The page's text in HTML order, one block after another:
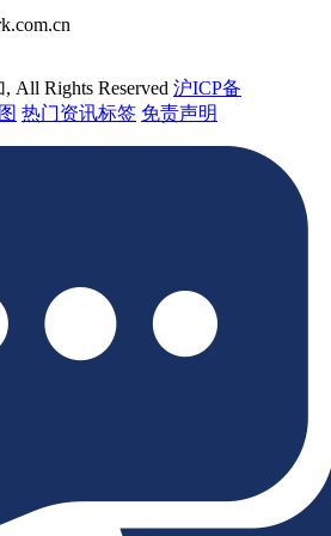
All Rights Reserved 沪ICP备
热门资讯标签 免责声明